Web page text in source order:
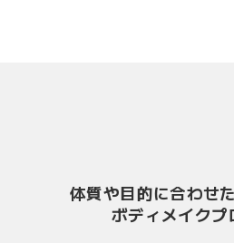
体質や目的に合わせ
ボディメイクプ